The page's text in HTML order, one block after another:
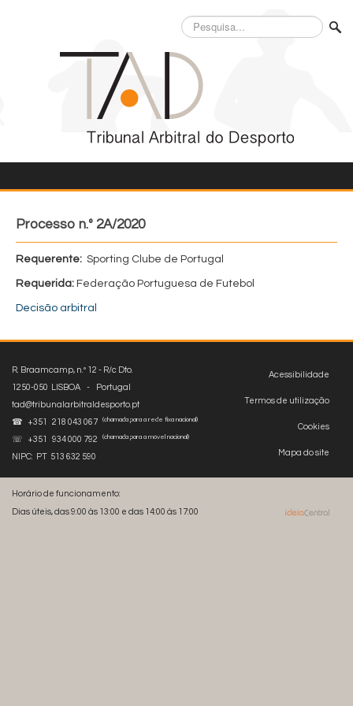
Pesquisa...
Processo n.º 2A/2020
Requerente: Sporting Clube de Portugal
Requerida: Federação Portuguesa de Futebol
Decisão arbitral
Acessibilidade
Termos de utilização
Cookies
Mapa do site
R. Braamcamp, n.º 12 - R/c Dto.
1250-050 LISBOA - Portugal
tad@tribunalarbitraldesporto.pt
☎ +351 218 043 067
(chamada para a rede fixa nacional)
☏ +351 934 000 792 (chamada para a móvel nacional)
NIPC: PT 513 632 590
Horário de funcionamento:
Dias úteis, das 9:00 às 13:00 e das 14:00 às 17:00